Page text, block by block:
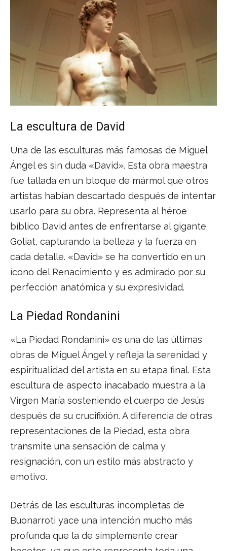
La escultura de David
Una de las esculturas más famosas de Miguel
Ángel es sin duda «David». Esta obra maestra
fue tallada en un bloque de mármol que otros
artistas habían descartado después de intentar
usarlo para su obra. Representa al héroe
bíblico David antes de enfrentarse al gigante
Goliat, capturando la belleza y la fuerza en
cada detalle. «David» se ha convertido en un
ícono del Renacimiento y es admirado por su
perfección anatómica y su expresividad.
La Piedad Rondanini
«La Piedad Rondanini» es una de las últimas
obras de Miguel Ángel y refleja la serenidad y
espiritualidad del artista en su etapa final. Esta
escultura de aspecto inacabado muestra a la
Virgen María sosteniendo el cuerpo de Jesús
después de su crucifixión. A diferencia de otras
representaciones de la Piedad, esta obra
transmite una sensación de calma y
resignación, con un estilo más abstracto y
emotivo.
Detrás de las esculturas incompletas de
Buonarroti yace una intención mucho más
profunda que la de simplemente crear